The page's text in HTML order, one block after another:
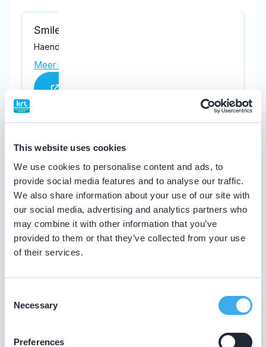
This website uses cookies
We use cookies to personalise content and ads, to
provide social media features and to analyse our traffic.
We also share information about your use of our site with
our social media, advertising and analytics partners who
may combine it with other information that you’ve
provided to them or that they’ve collected from your use
of their services.
Selection
Necessary
Preferences
Smile Mondzorg BV
Haendellaan 50, Tilburg 5011 LS
Meer informatie praktijk
Bouw, J.S.
Meer informatie tandarts
Tandartspraktijk Hoefstraat
Hoefstraat 197-1, Tilburg 5014 NK
Meer informatie praktijk
van der Cammen, C.C.J.